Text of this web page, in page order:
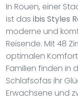
In Rouen, einer
ist das ibis Styles
moderne und
Reisende. Mit 48
optimalen Komfort
Familien finden in
Schlafsofas ihr
Erwachsene und